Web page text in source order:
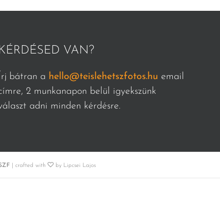
KÉRDÉSED VAN?
Írj bátran a hello@teislehetszfotos.hu email
2 munkanapon belül igyekszünk
adni minden kérdésre.
| crafted with by Lipcsei Lajos